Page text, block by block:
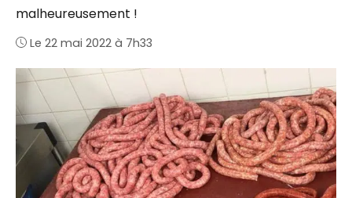
malheureusement !
Le 22 mai 2022 à 7h33